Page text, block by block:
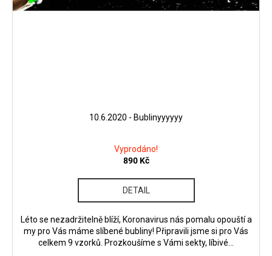
10.6.2020 - Bublinyyyyyy
Vyprodáno!
890 Kč
DETAIL
Léto se nezadržitelně blíží, Koronavirus nás pomalu opouští a
my pro Vás máme slíbené bubliny! Připravili jsme si pro Vás
celkem 9 vzorků. Prozkoušíme s Vámi sekty, líbivé...